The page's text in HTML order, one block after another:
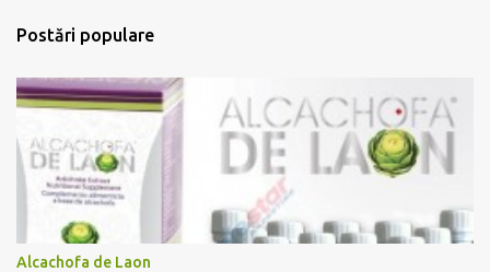
r
i
i
Postări populare
Alcachofa de Laon